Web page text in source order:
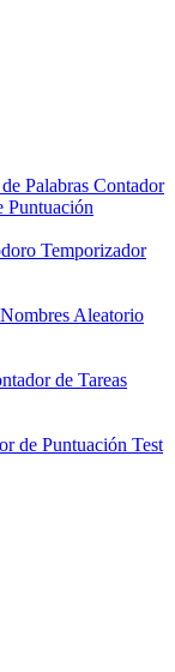
Palabras Contador
Puntuación
Temporizador
Aleatorio
de Tareas
de Puntuación Test